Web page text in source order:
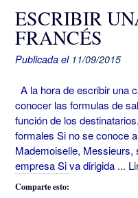
ESCRIBIR
FRANCÉS
Publicada el 11/09/2015
A la hora de escribir una
conocer las formulas de
función de los
formales Si no se conoce
Mademoiselle, Messieurs,
empresa Si va dirigida ...
Comparte esto: